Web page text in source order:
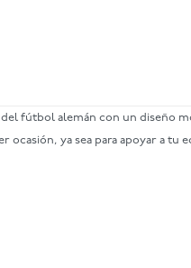
fútbol alemán con un
ya sea para apoyar a tu